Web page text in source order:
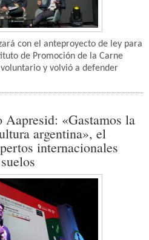
con el anteproyecto de ley para
de Promoción de la Carne
y volvió a defender
Aapresid: «Gastamos la
argentina», el
internacionales